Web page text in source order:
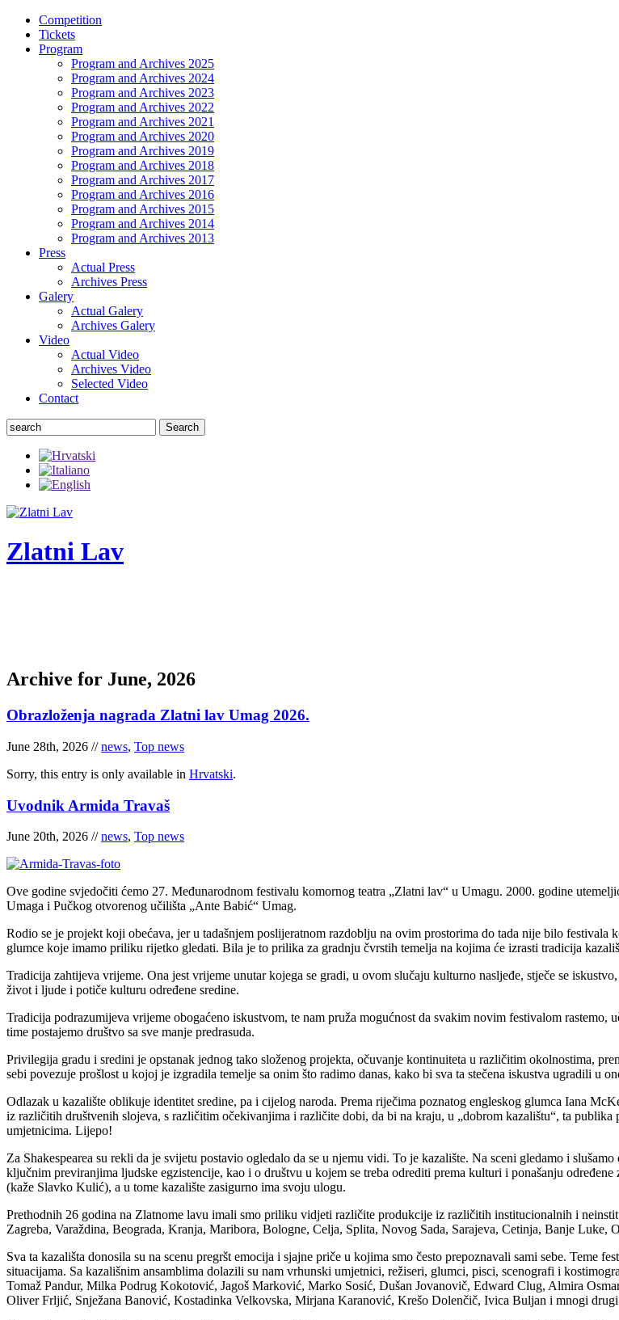
Competition
Tickets
Program
Program and Archives 2025
Program and Archives 2024
Program and Archives 2023
Program and Archives 2022
Program and Archives 2021
Program and Archives 2020
Program and Archives 2019
Program and Archives 2018
Program and Archives 2017
Program and Archives 2016
Program and Archives 2015
Program and Archives 2014
Program and Archives 2013
Press
Actual Press
Archives Press
Galery
Actual Galery
Archives Galery
Video
Actual Video
Archives Video
Selected Video
Contact
Search
Zlatni Lav
Archive for June, 2026
Obrazloženja nagrada Zlatni lav Umag 2026.
June 28th, 2026 //news, Top news
Sorry, this entry is only available in Hrvatski.
Uvodnik Armida Travaš
June 20th, 2026 //news, Top news
Ove godine svjedočiti ćemo 27. Međunarodnom festivalu komornog teatra „Zlatni lav“ u Umagu. 2000. godine
Umaga i Pučkog otvorenog učilišta „Ante Babić“ Umag.
Rodio se je projekt koji obećava, jer u tadašnjem poslijeratnom razdoblju na ovim prostorima do tada nije bilo
glumce koje imamo priliku rijetko gledati. Bila je to prilika za gradnju čvrstih temelja na kojima će izrasti tradicija
Tradicija zahtijeva vrijeme. Ona jest vrijeme unutar kojega se gradi, u ovom slučaju kulturno nasljeđe, stječe se
život i ljude i potiče kulturu određene sredine.
Tradicija podrazumijeva vrijeme obogaćeno iskustvom, te nam pruža mogućnost da svakim novim festivalom
time postajemo društvo sa sve manje predrasuda.
Privilegija gradu i sredini je opstanak jednog tako složenog projekta, očuvanje kontinuiteta u različitim okolnostima,
sebi povezuje prošlost u kojoj je izgradila temelje sa onim što radimo danas, kako bi sva ta stečena iskustva ugradili u
Odlazak u kazalište oblikuje identitet sredine, pa i cijelog naroda. Prema riječima poznatog engleskog glumca Iana
iz različitih društvenih slojeva, s različitim očekivanjima i različite dobi, da bi na kraju, u „dobrom kazalištu“, ta
umjetnicima. Lijepo!
Za Shakespearea su rekli da je svijetu postavio ogledalo da se u njemu vidi. To je kazalište. Na sceni gledamo i
ključnim previranjima ljudske egzistencije, kao i o društvu u kojem se treba odrediti prema kulturi i ponašanju
(kaže Slavko Kulić), a u tome kazalište zasigurno ima svoju ulogu.
Prethodnih 26 godina na Zlatnome lavu imali smo priliku vidjeti različite produkcije iz različitih institucionalnih i
Zagreba, Varaždina, Beograda, Kranja, Maribora, Bologne, Celja, Splita, Novog Sada, Sarajeva, Cetinja, Banje Luke,
Sva ta kazališta donosila su na scenu pregršt emocija i sjajne priče u kojima smo često prepoznavali sami sebe. Teme
situacijama. Sa kazališnim ansamblima dolazili su nam vrhunski umjetnici, režiseri, glumci, pisci, scenografi i
Tomaž Pandur, Milka Podrug Kokotović, Jagoš Marković, Marko Sosić, Dušan Jovanovič, Edward Clug, Almira
Oliver Frljić, Snježana Banović, Kostadinka Velkovska, Mirjana Karanović, Krešo Dolenčič, Ivica Buljan i mnogi